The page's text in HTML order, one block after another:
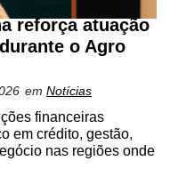
reforça atuação
o Agro
em Notícias
financeiras
em crédito, gestão,
nas regiões onde